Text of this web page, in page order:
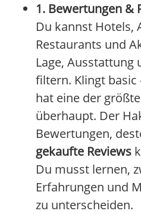
1. Bewertungen &
Du kannst Hotels,
Restaurants und
Lage, Ausstattung
filtern. Klingt basic
hat eine der
überhaupt. Der
Bewertungen,
gekaufte Reviews
Du musst lernen,
Erfahrungen und
zu unterscheiden.